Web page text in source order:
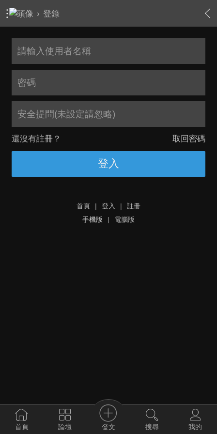
› 登錄
安全提問(未設定請忽略)
還沒有註冊？ 取回密碼
登入
首頁 | 登入 |
註冊
手機版
| 電腦版
首頁 論壇 發文 搜尋 我的